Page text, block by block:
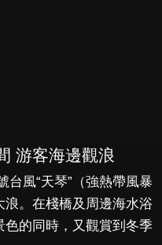
游客海邊觀浪
台風“天琴”（強熱帶風暴
。在棧橋及周邊海水浴
的同時，又觀賞到冬季